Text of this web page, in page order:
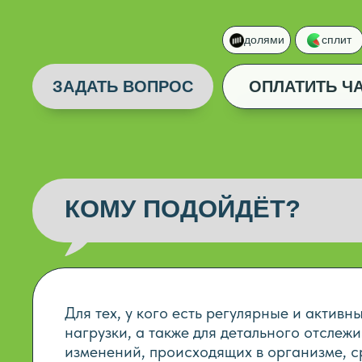
ОПЛАТИТЬ
долями сплит
ЗАДАТЬ ВОПРОС
Для тех, у кого есть регулярные и
нагрузки, а также для детального
изменений, происходящих в организме,
КОМУ ПОДОЙДЁТ?